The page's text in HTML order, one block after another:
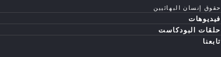
حقوق إنسان البهائيين
فيديوهات
حلقات البودكاست
تابعنا